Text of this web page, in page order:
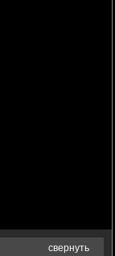
свернуть